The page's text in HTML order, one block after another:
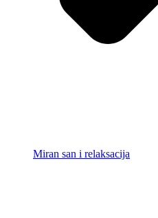
Miran san i relaksacija